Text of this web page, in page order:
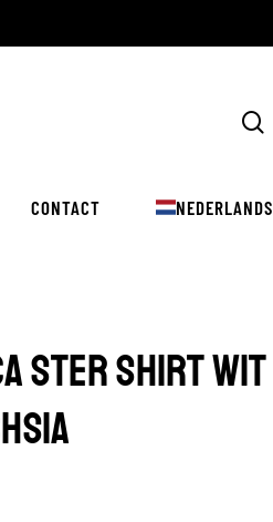
CONTACT NEDERLANDS
STER SHIRT WIT